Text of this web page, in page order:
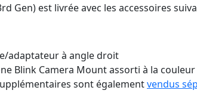
Gen) est livrée avec les accessoires
adaptateur à angle droit
Blink Camera Mount assorti à la
sont égalementvendus